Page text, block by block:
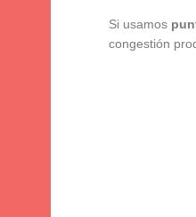
Si usamos
congestión